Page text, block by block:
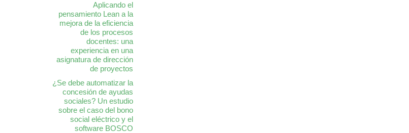
Aplicando el
pensamiento Lean a la
mejora de la eficiencia
de los procesos
docentes: una
experiencia en una
asignatura de dirección
de proyectos
¿Se debe automatizar la
concesión de ayudas
sociales? Un estudio
sobre el caso del bono
social eléctrico y el
software BOSCO